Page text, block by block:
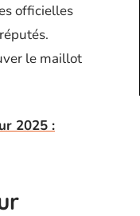
officielles
le maillot
2025 :